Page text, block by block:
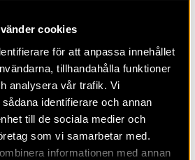
cookies
för att anpassa innehållet
tillhandahålla funktioner
analysera vår trafik. Vi
identifierare och annan
till de sociala medier och
som vi samarbetar med.
informationen med annan
ÄNGELHOLM